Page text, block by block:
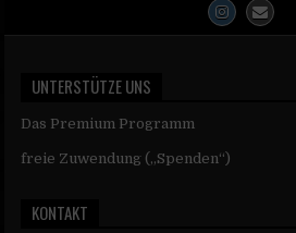
UNTERSTÜTZE UNS
Das Premium Programm
freie Zuwendung („Spenden“)
KONTAKT